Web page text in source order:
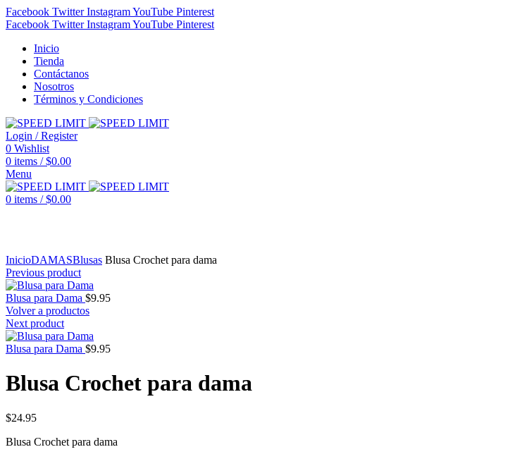
Facebook Twitter InstagramYouTube Pinterest
Facebook Twitter InstagramYouTube Pinterest
Inicio
Tienda
Contáctanos
Nosotros
Términos y Condiciones
Login / Register
0 Wishlist
0 items / $0.00
Menu
0 items / $0.00
InicioDAMASBlusas Blusa Crochet para dama
Previous product
Blusa para Dama $9.95
Volver a productos
Next product
Blusa para Dama $9.95
Blusa Crochet para dama
$24.95
Blusa Crochet para dama